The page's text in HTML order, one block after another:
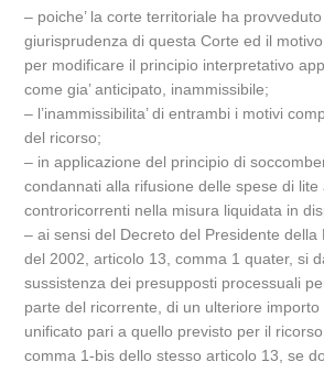
– poiche’ la corte territoriale ha
giurisprudenza di questa Corte ed il
per modificare il principio interpretativo
come gia’ anticipato, inammissibile;
– l’inammissibilita’ di entrambi i motivi
del ricorso;
– in applicazione del principio di
condannati alla rifusione delle spese di lite
controricorrenti nella misura liquidata in
– ai sensi del Decreto del Presidente della
del 2002, articolo 13, comma 1 quater, si
sussistenza dei presupposti processuali
parte del ricorrente, di un ulteriore
unificato pari a quello previsto per il
comma 1-bis dello stesso articolo 13, se